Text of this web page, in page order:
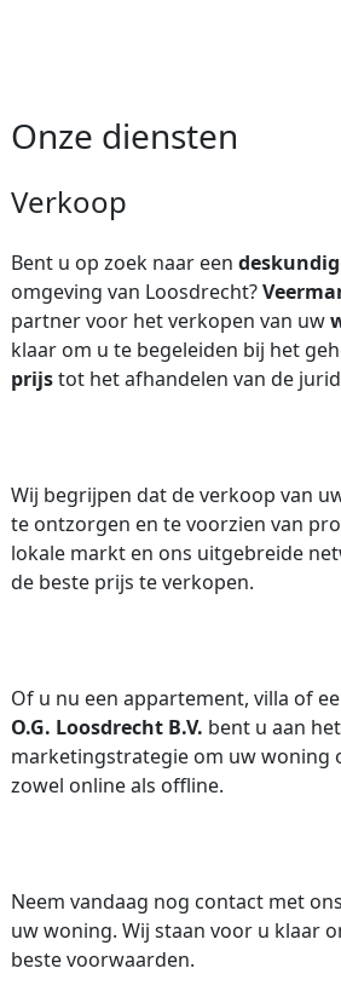
Onze diensten
Verkoop
Bent u op zoek naar een deskundig
omgeving van Loosdrecht?
partner voor het verkopen van uw
klaar om u te begeleiden bij het
prijstot het afhandelen van de
Wij begrijpen dat de verkoop van
te ontzorgen en te voorzien van
lokale markt en ons uitgebreide
de beste prijs te verkopen.
Of u nu een appartement, villa of
O.G. Loosdrecht B.V. bent u aan
marketingstrategie om uw woning
zowel online als offline.
Neem vandaag nog contact met
uw woning. Wij staan voor u klaar
beste voorwaarden.